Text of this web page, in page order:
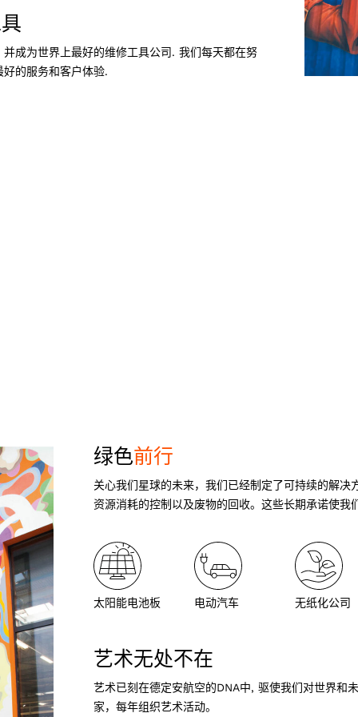
成为世界上最好的维修工具公司. 我们每天都在努
的服务和客户体验.
绿色前行
关心我们星球的未来，我们已经制定了可持续的解
资源消耗的控制以及废物的回收。这些长期承诺使
太阳能电池板 电动汽车 无纸化公司
艺术无处不在
艺术已刻在德定安航空的DNA中, 驱使我们对世界和
家，每年组织艺术活动。